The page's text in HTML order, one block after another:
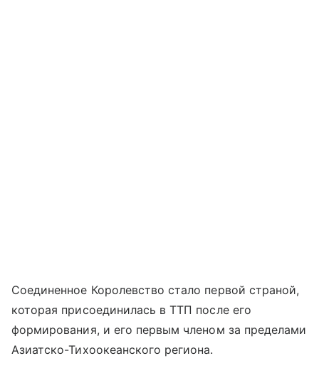
Соединенное Королевство стало первой страной,
которая присоединилась в ТТП после его
формирования, и его первым членом за пределами
Азиатско-Тихоокеанского региона.